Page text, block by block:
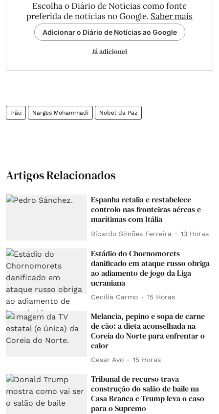
Escolha o Diário de Notícias como fonte
preferida de notícias no Google. Saber mais
Adicionar o Diário de Notícias ao Google
Já adicionei
Irão Narges Mohammadi Nobel da Paz
Artigos Relacionados
Espanha retalia e restabelece
controlo nas fronteiras aéreas e
marítimas com Itália
Ricardo Simões Ferreira 13 Horas
Estádio do Chornomorets
danificado em ataque russo obriga
ao adiamento de jogo da Liga
ucraniana
Cecília Carmo 15 Horas
Melancia, pepino e sopa de carne
de cão: a dieta aconselhada na
Coreia do Norte para enfrentar o
calor
César Avó 15 Horas
Tribunal de recurso trava
construção do salão de baile na
Casa Branca e Trump leva o caso
para o Supremo